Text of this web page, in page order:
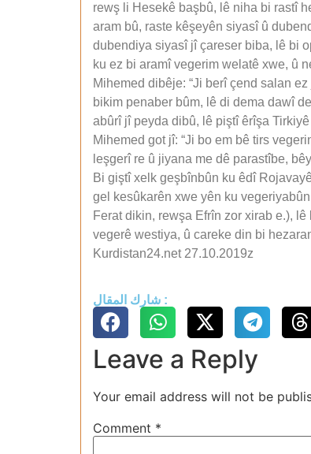
rewş li Hesekê başbû, lê niha bi rastî
aram bû, raste kêşeyên siyasî û
dubendiya siyasî jî çareser biba, lê bi
ku ez bi aramî vegerim welatê xwe, û
Mihemed dibêje: “Ji berî çend salan
bikim penaber bûm, lê di dema dawî
abûrî jî peyda dibû, lê piştî êrîşa
Mihemed got jî: “Ji bo em bê tirs
leşgerî re û jiyana me dê parastîbe,
Bi giştî xelk geşbînbûn ku êdî
gel kesûkarên xwe yên ku
Ferat dikin, rewşa Efrîn zor xirab e.),
vegerê westiya, û careke din bi
Kurdistan24.net 27.10.2019z
شارك المقال :
Leave a Reply
Your email address will not be
Comment *